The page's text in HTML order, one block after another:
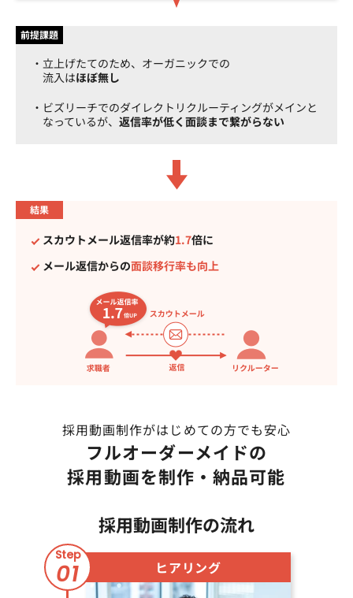
前提課題
立上げたてのため、オーガニックでの
流入はほぼ無し
ビズリーチでのダイレクトリクルーティングがメインと
なっているが、 返信率が低く面談まで繋がらない
結果
スカウトメール返信率が約1.7倍に
メール返信からの面談移行率も向上
採用動画制作がはじめての方でも安心
フルオーダーメイドの
採用動画を制作・納品可能
採用動画制作の流れ
Step
01 ヒアリング